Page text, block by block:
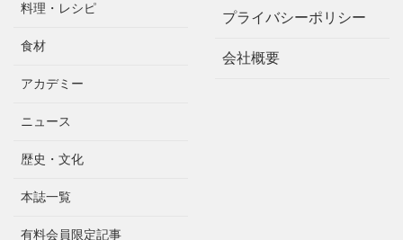
料理・レシピ
食材
アカデミー
ニュース
歴史・文化
本誌一覧
有料会員限定記事
プライバシーポリシー
会社概要